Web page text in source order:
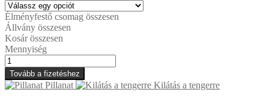
Élményfestő csomag összesen
Állvány összesen
Kosár összesen
Mennyiség
Séta
a
parton
mennyiség
Tovább a fizetéshez
Pillanat Kilátás a tengerre